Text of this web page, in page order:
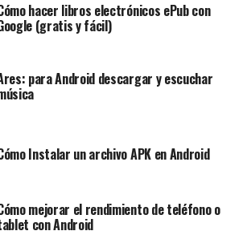
hacer libros electrónicos ePub con
(gratis y fácil)
para Android descargar y escuchar
Instalar un archivo APK en Android
mejorar el rendimiento de teléfono o
con Android